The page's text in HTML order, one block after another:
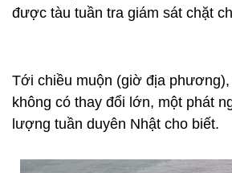
được tàu tuần tra giám sát chặt
Tới chiều muộn (giờ địa
không có thay đổi lớn, một phát
lượng tuần duyên Nhật cho biết.